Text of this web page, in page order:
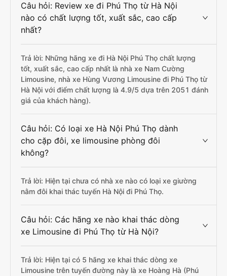
Câu hỏi: Review xe đi Phú Thọ từ Hà Nội
nào có chất lượng tốt, xuất sắc, cao cấp
nhất?
Trả lời: Những hãng xe đi Hà Nội Phú Thọ chất lượng
tốt, xuất sắc, cao cấp nhất là nhà xe Nam Cường
Limousine, nhà xe Hùng Vương Limousine đi Phú Thọ từ
Hà Nội với điểm chất lượng là 4.9/5 dựa trên 2051 đánh
giá của khách hàng).
Câu hỏi: Có loại xe Hà Nội Phú Thọ dành
cho cặp đôi, xe limousine phòng đôi
không?
Trả lời: Hiện tại chưa có nhà xe nào có loại xe giường
nằm đôi khai thác tuyến Hà Nội đi Phú Thọ.
Câu hỏi: Các hãng xe nào khai thác dòng
xe Limousine đi Phú Thọ từ Hà Nội?
Trả lời: Hiện tại có 5 hãng xe khai thác dòng xe
Limousine trên tuyến đường này là xe Hoàng Hà (Phú